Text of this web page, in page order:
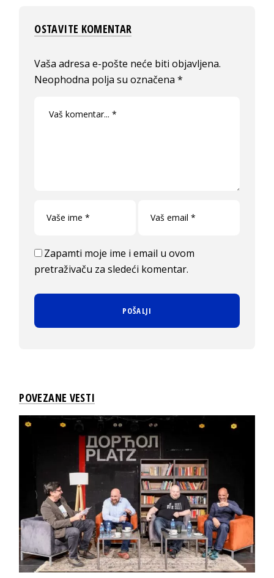
OSTAVITE KOMENTAR
Vaša adresa e-pošte neće biti objavljena.
Neophodna polja su označena*
Zapamti moje ime i email u ovom
pretraživaču za sledeći komentar.
POVEZANE VESTI